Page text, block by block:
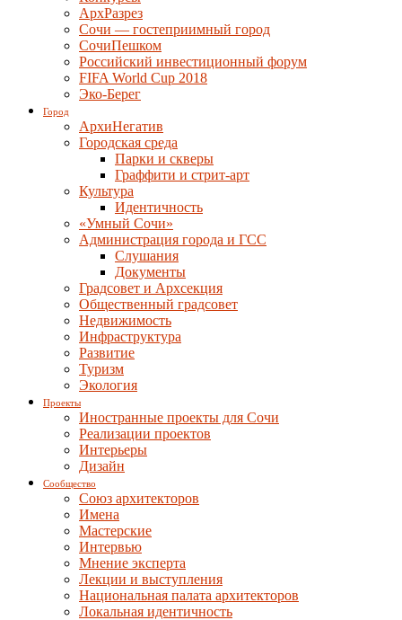
АрхРазрез
Сочи — гостеприимный город
СочиПешком
Российский инвестиционный форум
FIFA World Cup 2018
Эко-Берег
Город
АрхиНегатив
Городская среда
Парки и скверы
Граффити и стрит-арт
Культура
Идентичность
«Умный Сочи»
Администрация города и ГСС
Слушания
Документы
Градсовет и Архсекция
Общественный градсовет
Недвижимость
Инфраструктура
Развитие
Туризм
Экология
Проекты
Иностранные проекты для Сочи
Реализации проектов
Интерьеры
Дизайн
Сообщество
Союз архитекторов
Имена
Мастерские
Интервью
Мнение эксперта
Лекции и выступления
Национальная палата архитекторов
Локальная идентичность